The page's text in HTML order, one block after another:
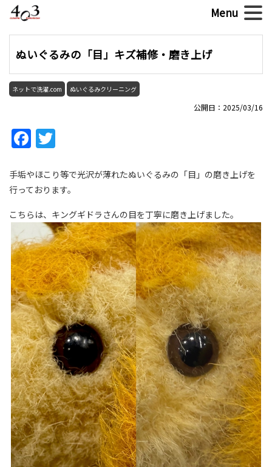
ぬいぐるみの「目」キズ補修・磨き上げ
ネットで洗濯.com ぬいぐるみクリーニング
公開日：2025/03/16
Facebook
手垢やほこり等で光沢が薄れたぬいぐるみの「目」の磨き上げを
行っております。
こちらは、キングギドラさんの目を丁寧に磨き上げました。